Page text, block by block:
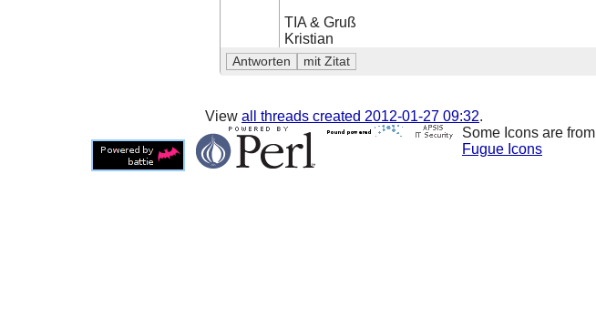
TIA & Gruß
Kristian
Viewall threads created 2012-01-27 09:32.
Some Icons are from
Fugue Icons